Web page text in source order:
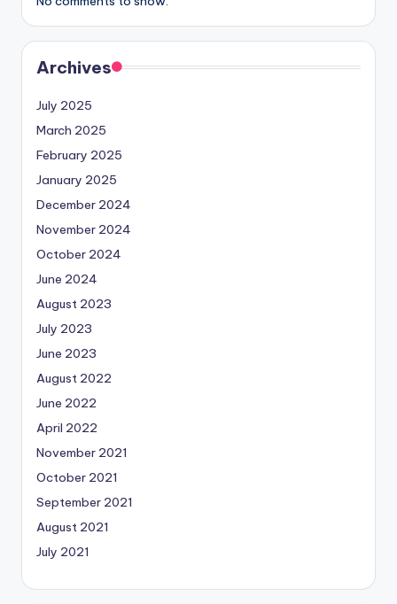
Archives
July 2025
March 2025
February 2025
January 2025
December 2024
November 2024
October 2024
June 2024
August 2023
July 2023
June 2023
August 2022
June 2022
April 2022
November 2021
October 2021
September 2021
August 2021
July 2021